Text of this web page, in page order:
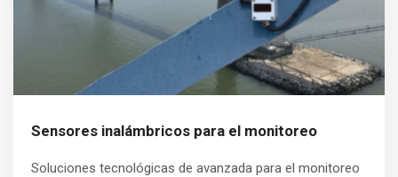
Sensores inalámbricos para el monitoreo
Soluciones tecnológicas de avanzada para el monitoreo